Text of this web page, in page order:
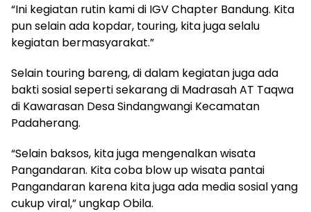
“Ini kegiatan rutin kami di IGV Chapter Bandung. Kita
pun selain ada kopdar, touring, kita juga selalu
kegiatan bermasyarakat.”
Selain touring bareng, di dalam kegiatan juga ada
bakti sosial seperti sekarang di Madrasah AT Taqwa
di Kawarasan Desa Sindangwangi Kecamatan
Padaherang.
“Selain baksos, kita juga mengenalkan wisata
Pangandaran. Kita coba blow up wisata pantai
Pangandaran karena kita juga ada media sosial yang
cukup viral,” ungkap Obila.